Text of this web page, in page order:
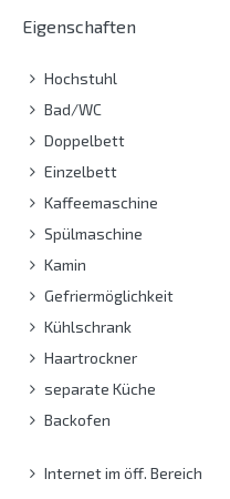
Eigenschaften
Hochstuhl
Bad/WC
Doppelbett
Einzelbett
Kaffeemaschine
Spülmaschine
Kamin
Gefriermöglichkeit
Kühlschrank
Haartrockner
separate Küche
Backofen
Internet im öff. Bereich